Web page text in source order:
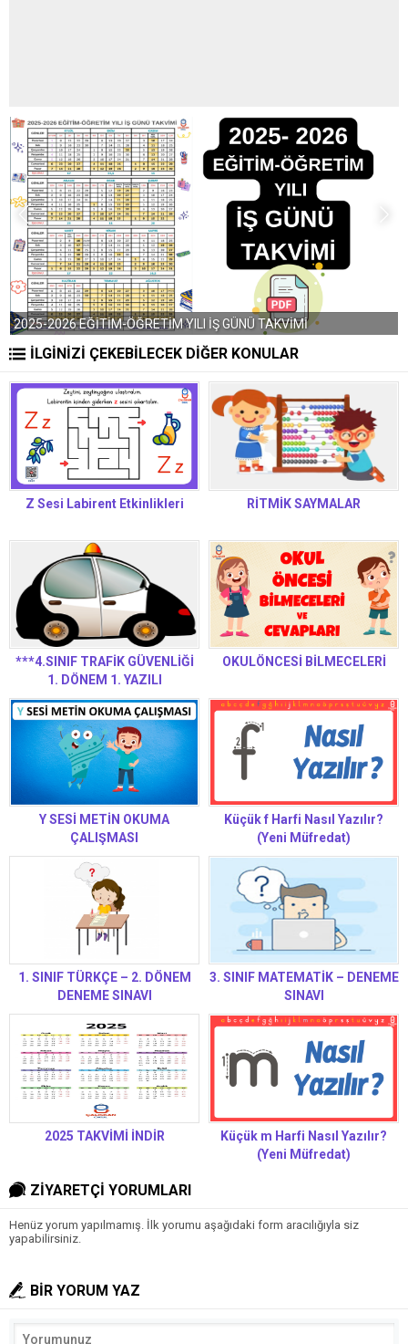
2025-2026 EĞİTİM-ÖĞRETİM YILI İŞ GÜNÜ TAKVİMİ
İLGİNİZİ ÇEKEBİLECEK DİĞER KONULAR
Z Sesi Labirent Etkinlikleri RİTMİK SAYMALAR
***4.SINIF TRAFİK GÜVENLİĞİ
1. DÖNEM 1. YAZILI
OKULÖNCESİ BİLMECELERİ
Y SESİ METİN OKUMA
ÇALIŞMASI
Küçük f Harfi Nasıl Yazılır?
(Yeni Müfredat)
1. SINIF TÜRKÇE – 2. DÖNEM
DENEME SINAVI
3. SINIF MATEMATİK – DENEME
SINAVI
2025 TAKVİMİ İNDİR
Küçük m Harfi Nasıl Yazılır?
(Yeni Müfredat)
ZİYARETÇİ YORUMLARI
Henüz yorum yapılmamış. İlk yorumu aşağıdaki form aracılığıyla siz
yapabilirsiniz.
BİR YORUM YAZ